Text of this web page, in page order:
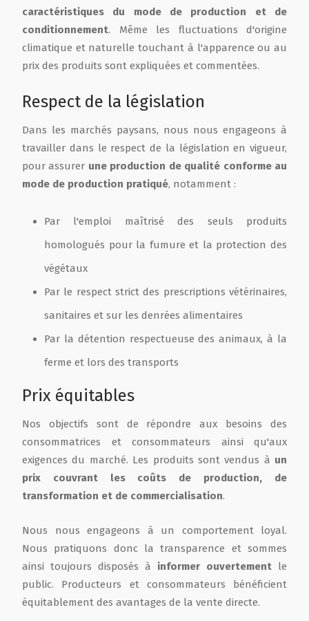
caractéristiques du mode de production et de
conditionnement. Même les fluctuations d'origine
climatique et naturelle touchant à l'apparence ou au
prix des produits sont expliquées et commentées.
Respect de la législation
Dans les marchés paysans, nous nous engageons à
travailler dans le respect de la législation en vigueur,
pour assurer une production de qualité conforme au
mode de production pratiqué, notamment :
Par l'emploi maîtrisé des seuls produits
homologués pour la fumure et la protection des
végétaux
Par le respect strict des prescriptions vétérinaires,
sanitaires et sur les denrées alimentaires
Par la détention respectueuse des animaux, à la
ferme et lors des transports
Prix équitables
Nos objectifs sont de répondre aux besoins des
consommatrices et consommateurs ainsi qu'aux
exigences du marché. Les produits sont vendus à un
prix couvrant les coûts de production, de
transformation et de commercialisation.
Nous nous engageons à un comportement loyal.
Nous pratiquons donc la transparence et sommes
ainsi toujours disposés à informer ouvertement le
public. Producteurs et consommateurs bénéficient
équitablement des avantages de la vente directe.